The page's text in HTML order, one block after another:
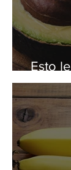
Esto
si